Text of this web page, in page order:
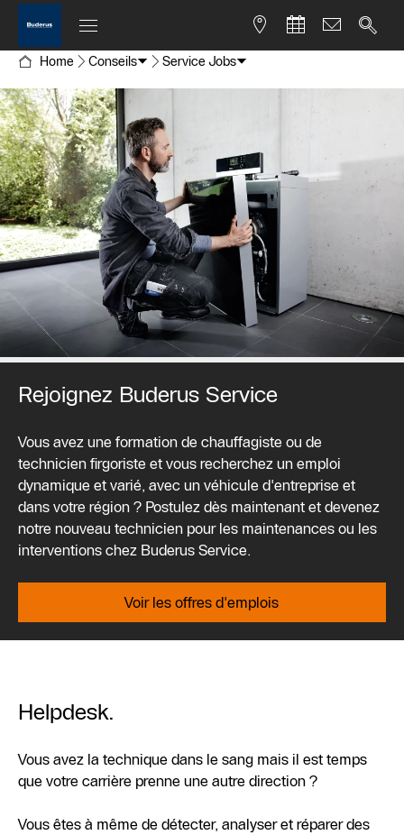
Home Conseils Service Jobs
Rejoignez Buderus Service
Vous avez une formation de chauffagiste ou de
technicien firgoriste et vous recherchez un emploi
dynamique et varié, avec un véhicule d'entreprise et
dans votre région ? Postulez dès maintenant et devenez
notre nouveau technicien pour les maintenances ou les
interventions chez Buderus Service.
Voir les offres d'emplois
Helpdesk.
Vous avez la technique dans le sang mais il est temps
que votre carrière prenne une autre direction ?
Vous êtes à même de détecter, analyser et réparer des